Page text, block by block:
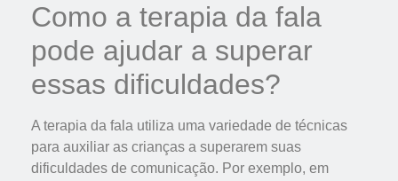
Como a terapia da fala
pode ajudar a superar
essas dificuldades?
A terapia da fala utiliza uma variedade de técnicas
para auxiliar as crianças a superarem suas
dificuldades de comunicação. Por exemplo, em